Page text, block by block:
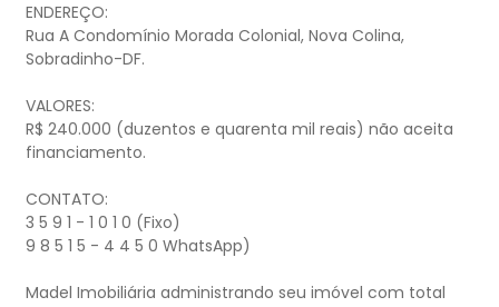
ENDEREÇO:
Rua A Condomínio Morada Colonial, Nova Colina,
Sobradinho-DF.
VALORES:
R$ 240.000 (duzentos e quarenta mil reais) não aceita
financiamento.
CONTATO:
3 5 9 1 - 1 0 1 0 (Fixo)
9 8 5 1 5 - 4 4 5 0 WhatsApp)
Madel Imobiliária administrando seu imóvel com total